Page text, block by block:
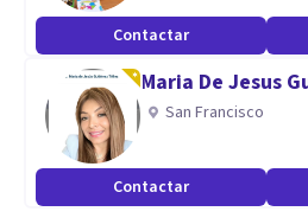
Contactar
Maria De Jesus
San Francisco
Contactar